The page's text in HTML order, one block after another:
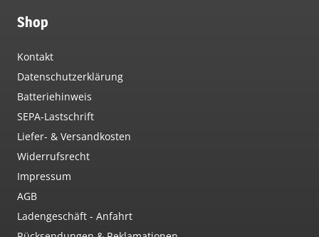
Shop
Kontakt
Datenschutzerklärung
Batteriehinweis
SEPA-Lastschrift
Liefer- & Versandkosten
Widerrufsrecht
Impressum
AGB
Ladengeschäft - Anfahrt